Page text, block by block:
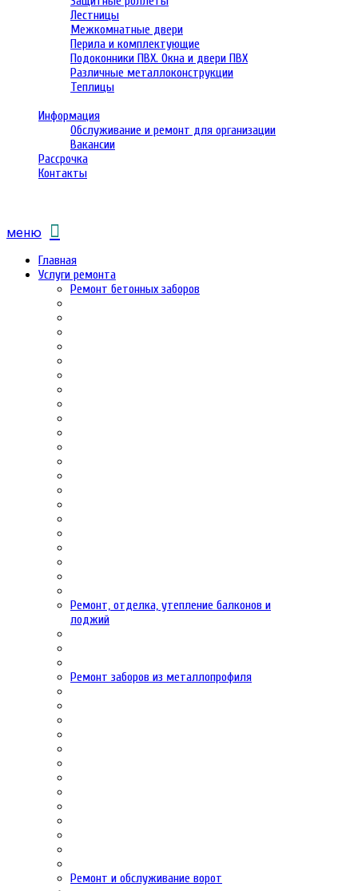
Лестницы
Межкомнатные двери
Перила и комплектующие
Подоконники ПВХ. Окна и двери ПВХ
Различные металлоконструкции
Теплицы
Информация
Обслуживание и ремонт для организации
Вакансии
Рассрочка
Контакты
меню
Главная
Услуги ремонта
Ремонт бетонных заборов
Ремонт, отделка, утепление балконов и
лоджий
Ремонт заборов из металлопрофиля
Ремонт и обслуживание ворот